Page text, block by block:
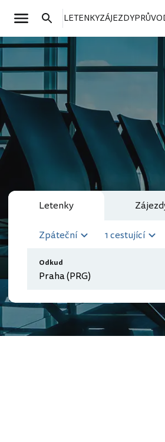
LETENKYZÁJEZDY
Letenky
Zpáteční 1 cestující
Odkud